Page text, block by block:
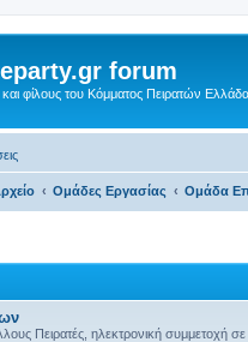
forum
φίλους του Κόμματος Πειρατών
Ομάδες Εργασίας Ομάδα
Πειρατές, ηλεκτρονική συμμετοχή